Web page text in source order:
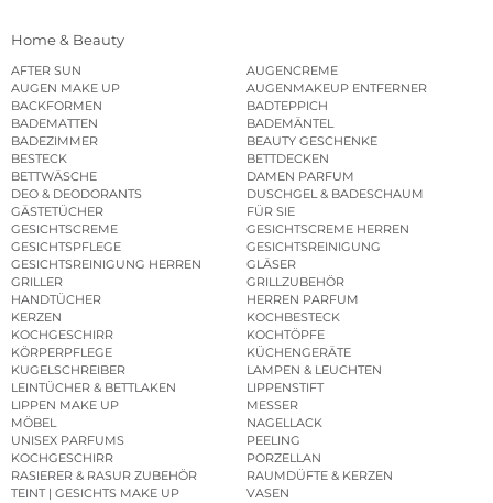
Home & Beauty
AFTER SUN
AUGENCREME
AUGEN MAKE UP
AUGENMAKEUP ENTFERNER
BACKFORMEN
BADTEPPICH
BADEMATTEN
BADEMÄNTEL
BADEZIMMER
BEAUTY GESCHENKE
BESTECK
BETTDECKEN
BETTWÄSCHE
DAMEN PARFUM
DEO & DEODORANTS
DUSCHGEL & BADESCHAUM
GÄSTETÜCHER
FÜR SIE
GESICHTSCREME
GESICHTSCREME HERREN
GESICHTSPFLEGE
GESICHTSREINIGUNG
GESICHTSREINIGUNG HERREN
GLÄSER
GRILLER
GRILLZUBEHÖR
HANDTÜCHER
HERREN PARFUM
KERZEN
KOCHBESTECK
KOCHGESCHIRR
KOCHTÖPFE
KÖRPERPFLEGE
KÜCHENGERÄTE
KUGELSCHREIBER
LAMPEN & LEUCHTEN
LEINTÜCHER & BETTLAKEN
LIPPENSTIFT
LIPPEN MAKE UP
MESSER
MÖBEL
NAGELLACK
UNISEX PARFUMS
PEELING
KOCHGESCHIRR
PORZELLAN
RASIERER & RASUR ZUBEHÖR
RAUMDÜFTE & KERZEN
TEINT | GESICHTS MAKE UP
VASEN